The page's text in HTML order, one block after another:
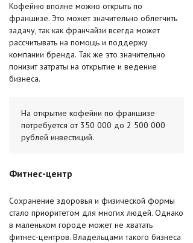
Кофейню вполне можно открыть по
франшизе. Это может значительно облегчить
задачу, так как франчайзи всегда может
рассчитывать на помощь и поддержу
компании бренда. Так же это значительно
понизит затраты на открытие и ведение
бизнеса.
На открытие кофейни по франшизе
потребуется от 350 000 до 2 500 000
рублей инвестиций.
Фитнес-центр
Сохранение здоровья и физической формы
стало приоритетом для многих людей. Однако
в маленьком городе может не хватать
фитнес-центров. Владельцами такого бизнеса